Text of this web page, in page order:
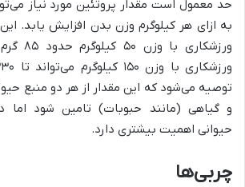
به ازای هر کیلوگرم وزن بدن افزایش یابد.
ورزشکاری
توصیه می‌شود که این مقدار از هر دو منبع
و گیاهی (مانند حبوبات) تامین شود اما
حیوانی اهمیت بیشتری دارد.
چربی‌ها